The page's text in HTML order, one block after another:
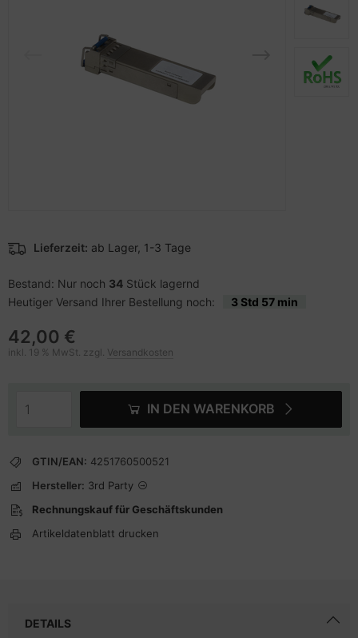
Lieferzeit: ab Lager, 1-3 Tage
Bestand: Nur noch 34 Stück lagernd
Heutiger Versand Ihrer Bestellung noch:
3 Std 57 min
42,00 €
inkl. 19 % MwSt. zzgl. Versandkosten
IN DEN WARENKORB
GTIN/EAN: 4251760500521
Hersteller: 3rd Party
Rechnungskauf für Geschäftskunden
Artikeldatenblatt drucken
DETAILS
und Navigation
Mobiltelefone
CD/DVD/BluRay
& Festplatten
Mainboards